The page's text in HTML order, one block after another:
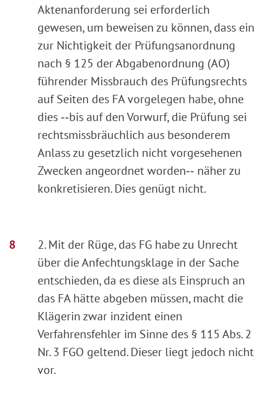
Aktenanforderung sei erforderlich
gewesen, um beweisen zu können, dass ein
zur Nichtigkeit der Prüfungsanordnung
nach § 125 der Abgabenordnung (AO)
führender Missbrauch des Prüfungsrechts
auf Seiten des FA vorgelegen habe, ohne
dies ‑‑bis auf den Vorwurf, die Prüfung sei
rechtsmissbräuchlich aus besonderem
Anlass zu gesetzlich nicht vorgesehenen
Zwecken angeordnet worden‑‑ näher zu
konkretisieren. Dies genügt nicht.
2. Mit der Rüge, das FG habe zu Unrecht
über die Anfechtungsklage in der Sache
entschieden, da es diese als Einspruch an
das FA hätte abgeben müssen, macht die
Klägerin zwar inzident einen
Verfahrensfehler im Sinne des § 115 Abs. 2
Nr. 3 FGO geltend. Dieser liegt jedoch nicht
vor.